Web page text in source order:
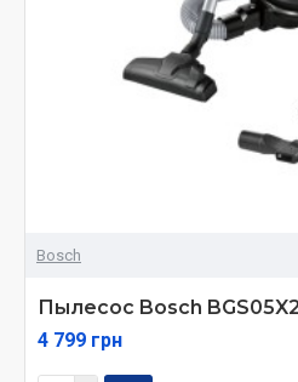
Bosch
Пылесос Bosch
4 799 грн